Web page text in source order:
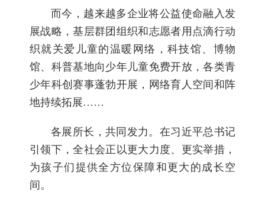
而今，越来越多企业将公益使命融入发
展战略，基层群团组织和志愿者用点滴行动
织就关爱儿童的温暖网络，科技馆、博物
馆、科普基地向少年儿童免费开放，各类青
少年科创赛事蓬勃开展，网络育人空间和阵
地持续拓展……
各展所长，共同发力。在习近平总书记
引领下，全社会正以更大力度、更实举措，
为孩子们提供全方位保障和更大的成长空
间。